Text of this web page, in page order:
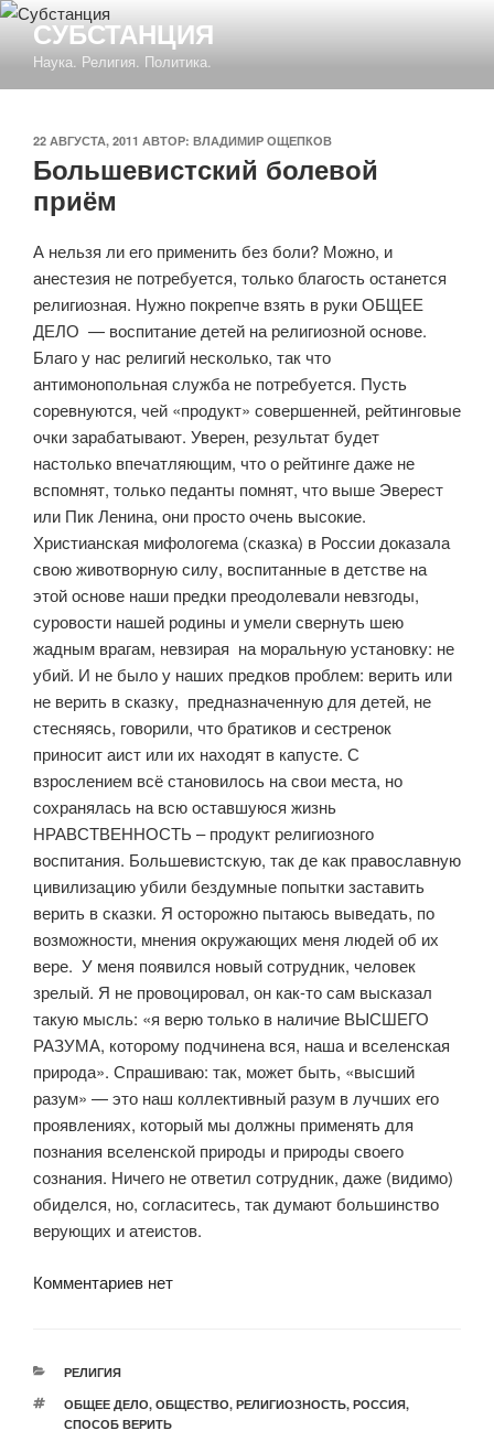
Перейти
содержимому
СУБСТАНЦИЯ
Наука. Религия. Политика.
ОПУБЛИКОВАНО
22 АВГУСТА, 2011 АВТОР: ВЛАДИМИР ОЩЕПКОВ
Большевистский болевой
приём
А нельзя ли его применить без боли? Можно, и
анестезия не потребуется, только благость останется
религиозная. Нужно покрепче взять в руки ОБЩЕЕ
ДЕЛО — воспитание детей на религиозной основе.
Благо у нас религий несколько, так что
антимонопольная служба не потребуется. Пусть
соревнуются, чей «продукт» совершенней, рейтинговые
очки зарабатывают. Уверен, результат будет
настолько впечатляющим, что о рейтинге даже не
вспомнят, только педанты помнят, что выше Эверест
или Пик Ленина, они просто очень высокие.
Христианская мифологема (сказка) в России доказала
свою животворную силу, воспитанные в детстве на
этой основе наши предки преодолевали невзгоды,
суровости нашей родины и умели свернуть шею
жадным врагам, невзирая на моральную установку: не
убий. И не было у наших предков проблем: верить или
не верить в сказку, предназначенную для детей, не
стесняясь, говорили, что братиков и сестренок
приносит аист или их находят в капусте. С
взрослением всё становилось на свои места, но
сохранялась на всю оставшуюся жизнь
НРАВСТВЕННОСТЬ – продукт религиозного
воспитания. Большевистскую, так де как православную
цивилизацию убили бездумные попытки заставить
верить в сказки. Я осторожно пытаюсь выведать, по
возможности, мнения окружающих меня людей об их
вере. У меня появился новый сотрудник, человек
зрелый. Я не провоцировал, он как-то сам высказал
такую мысль: «я верю только в наличие ВЫСШЕГО
РАЗУМА, которому подчинена вся, наша и вселенская
природа». Спрашиваю: так, может быть, «высший
разум» — это наш коллективный разум в лучших его
проявлениях, который мы должны применять для
познания вселенской природы и природы своего
сознания. Ничего не ответил сотрудник, даже (видимо)
обиделся, но, согласитесь, так думают большинство
верующих и атеистов.
Комментариев нет
РУБРИКИ
РЕЛИГИЯ
МЕТКИ
ОБЩЕЕ ДЕЛО, ОБЩЕСТВО, РЕЛИГИОЗНОСТЬ, РОССИЯ,
СПОСОБ ВЕРИТЬ